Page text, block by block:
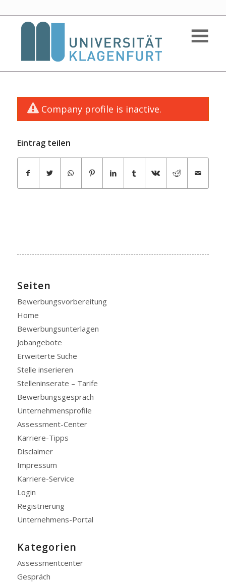
Company profile is inactive.
Eintrag teilen
Seiten
Bewerbungsvorbereitung
Home
Bewerbungsunterlagen
Jobangebote
Erweiterte Suche
Stelle inserieren
Stelleninserate – Tarife
Bewerbungsgespräch
Unternehmensprofile
Assessment-Center
Karriere-Tipps
Disclaimer
Impressum
Karriere-Service
Login
Registrierung
Unternehmens-Portal
Kategorien
Assessmentcenter
Gespräch